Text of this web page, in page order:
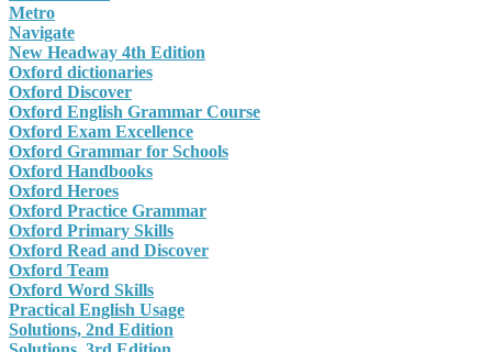
Metro
Navigate
New Headway 4th Edition
Oxford dictionaries
Oxford Discover
Oxford English Grammar Course
Oxford Exam Excellence
Oxford Grammar for Schools
Oxford Handbooks
Oxford Heroes
Oxford Practice Grammar
Oxford Primary Skills
Oxford Read and Discover
Oxford Team
Oxford Word Skills
Practical English Usage
Solutions, 2nd Edition